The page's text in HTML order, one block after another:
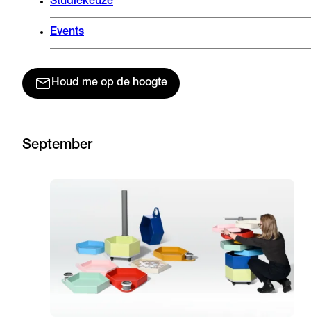
Events
Houd me op de hoogte
September